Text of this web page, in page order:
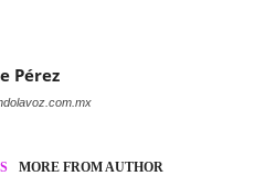
Pérez
MORE FROM AUTHOR